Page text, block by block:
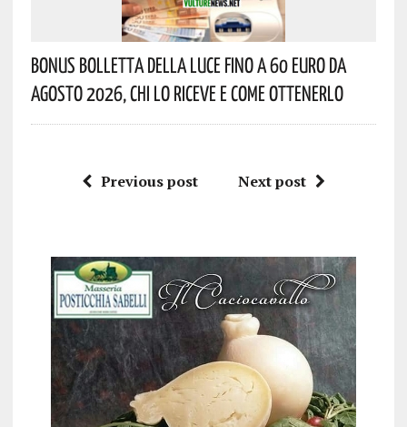
Bonus Bolletta Della Luce Fino A 60 Euro Da
Agosto 2026, Chi Lo Riceve E Come Ottenerlo
Previous post Next post